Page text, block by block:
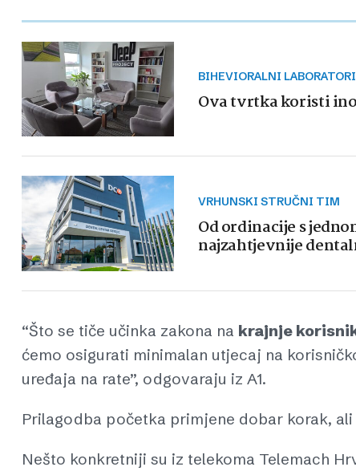
BIHEVIORALNI
Ova tvrtka koristi
VRHUNSKI STRUČNI TIM
Od ordinacije s
najzahtjevnije
“Što se tiče učinka zakona na krajnje
ćemo osigurati minimalan utjecaj na
uređaja na rate”, odgovaraju iz A1.
Prilagodba početka primjene dobar korak,
Nešto konkretniji su iz telekoma Telemach